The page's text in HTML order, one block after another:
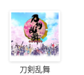
刀剣乱舞